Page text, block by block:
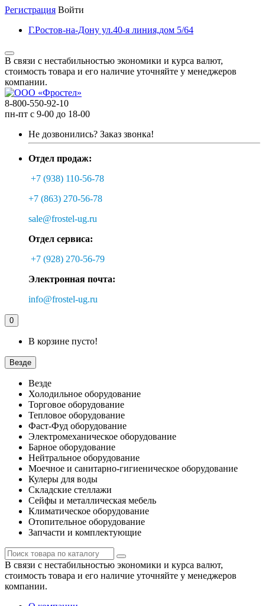
Регистрация Войти
Г.Ростов-на-Дону ул.40-я линия,дом 5/64
В связи с нестабильностью экономики и курса валют,
стоимость товара и его наличие уточняйте у менеджеров
компании.
8-800-550-92-10
пн-пт с 9-00 до 18-00
Не дозвонились? Заказ звонка!
Отдел продаж:
+7 (938) 110-56-78
+7 (863) 270-56-78
sale@frostel-ug.ru
Отдел сервиса:
+7 (928) 270-56-79
Электронная почта:
info@frostel-ug.ru
0
В корзине пусто!
Везде
Везде
Холодильное оборудование
Торговое оборудование
Тепловое оборудование
Фаст-Фуд оборудование
Электромеханическое оборудование
Барное оборудование
Нейтральное оборудование
Моечное и санитарно-гигиеническое оборудование
Кулеры для воды
Складские стеллажи
Сейфы и металлическая мебель
Климатическое оборудование
Отопительное оборудование
Запчасти и комплектующие
В связи с нестабильностью экономики и курса валют,
стоимость товара и его наличие уточняйте у менеджеров
компании.